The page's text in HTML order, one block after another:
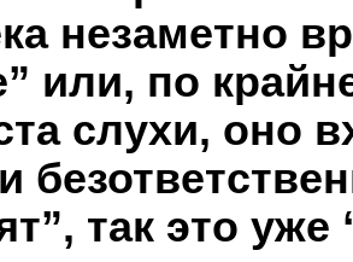
незаметно
или, по
слухи, оно
так это